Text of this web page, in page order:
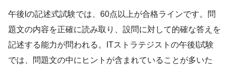
午後Iの記述式試験では、60点以上が合格ラインです。問
題文の内容を正確に読み取り、設問に対して的確な答えを
記述する能力が問われる。ITストラテジストの午後I試験
では、問題文の中にヒントが含まれていることが多いた